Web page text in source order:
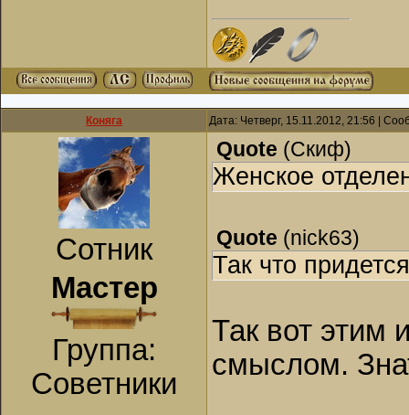
Коняга Дата: Четверг, 15.11.2012, 21:56 |
Сотник
Мастер
Группа:
Советники
Quote (Скиф)
Женское
Quote (nick63)
Так что
Так вот этим
смыслом.